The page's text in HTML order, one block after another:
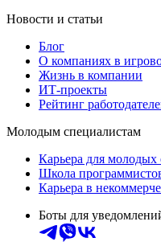
Новости и статьи
Блог
О компаниях в
Жизнь в компании
ИТ-проекты
Рейтинг
Молодым специалистам
Карьера для молодых
Школа
Карьера в
Боты для